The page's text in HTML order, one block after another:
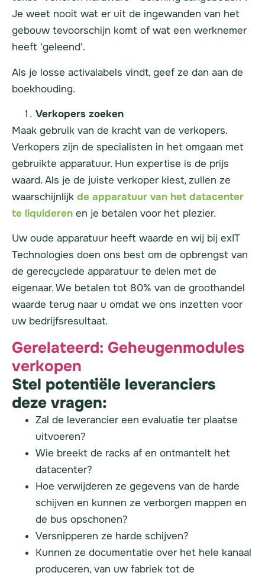
Je weet nooit wat er uit de ingewanden van het
gebouw tevoorschijn komt of wat een werknemer
heeft 'geleend'.
Als je losse activalabels vindt, geef ze dan aan de
boekhouding.
Verkopers zoeken
Maak gebruik van de kracht van de verkopers.
Verkopers zijn de specialisten in het omgaan met
gebruikte apparatuur. Hun expertise is de prijs
waard. Als je de juiste verkoper kiest, zullen ze
waarschijnlijk de apparatuur van het datacenter
te liquideren en je betalen voor het plezier.
Uw oude apparatuur heeft waarde en wij bij exIT
Technologies doen ons best om de opbrengst van
de gerecyclede apparatuur te delen met de
eigenaar. We betalen tot 80% van de groothandel
waarde terug naar u omdat we ons inzetten voor
uw bedrijfsresultaat.
Gerelateerd: Geheugenmodules
verkopen
Stel potentiële leveranciers
deze vragen:
Zal de leverancier een evaluatie ter plaatse
uitvoeren?
Wie breekt de racks af en ontmantelt het
datacenter?
Hoe verwijderen ze gegevens van de harde
schijven en kunnen ze verborgen mappen en
de bus opschonen?
Versnipperen ze harde schijven?
Kunnen ze documentatie over het hele kanaal
produceren, van uw fabriek tot de